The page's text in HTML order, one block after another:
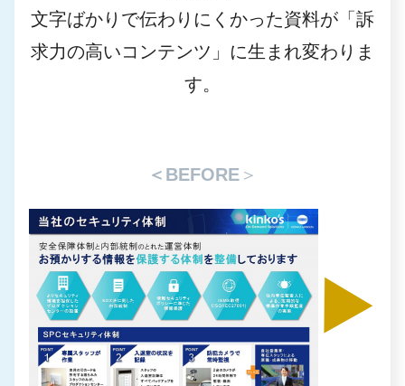
文字ばかりで伝わりにくかった資料が「訴
求力の高いコンテンツ」に生まれ変わりま
す。
＜BEFORE ＞